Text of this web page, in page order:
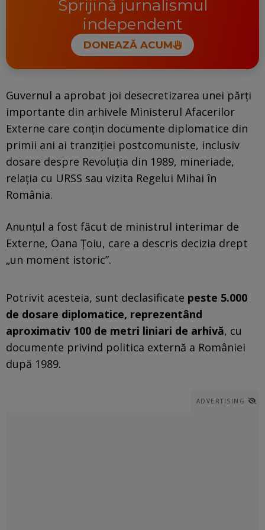
Sprijină jurnalismul
independent
DONEAZĂ ACUM
Guvernul a aprobat joi desecretizarea unei părți
importante din arhivele Ministerul Afacerilor
Externe care conțin documente diplomatice din
primii ani ai tranziției postcomuniste, inclusiv
dosare despre Revoluția din 1989, mineriade,
relația cu URSS sau vizita Regelui Mihai în
România.
Anunțul a fost făcut de ministrul interimar de
Externe, Oana Țoiu, care a descris decizia drept
„un moment istoric”.
Potrivit acesteia, sunt declasificate peste 5.000
de dosare diplomatice, reprezentând
aproximativ 100 de metri liniari de arhivă, cu
documente privind politica externă a României
după 1989.
ADVERTISING